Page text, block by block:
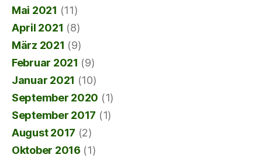
Mai 2021 (11)
April 2021 (8)
März 2021 (9)
Februar 2021 (9)
Januar 2021 (10)
September 2020 (1)
September 2017 (1)
August 2017 (2)
Oktober 2016 (1)